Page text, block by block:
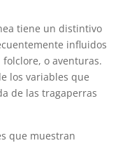
tiene un distintivo
influidos
o aventuras.
los variables que
de las tragaperras
que muestran